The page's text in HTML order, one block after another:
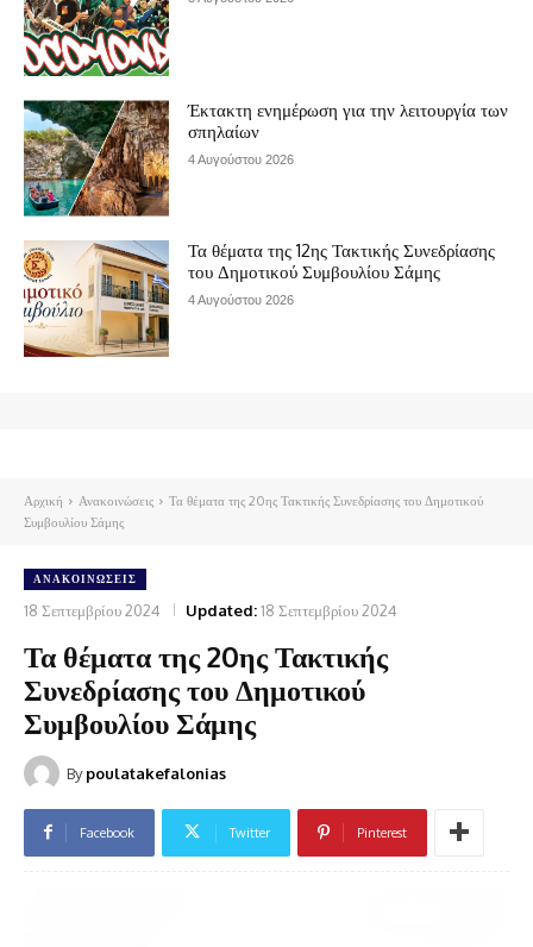
Έκτακτη ενημέρωση για την λειτουργία των
σπηλαίων
4 Αυγούστου 2026
Τα θέματα της 12ης Τακτικής Συνεδρίασης
του Δημοτικού Συμβουλίου Σάμης
4 Αυγούστου 2026